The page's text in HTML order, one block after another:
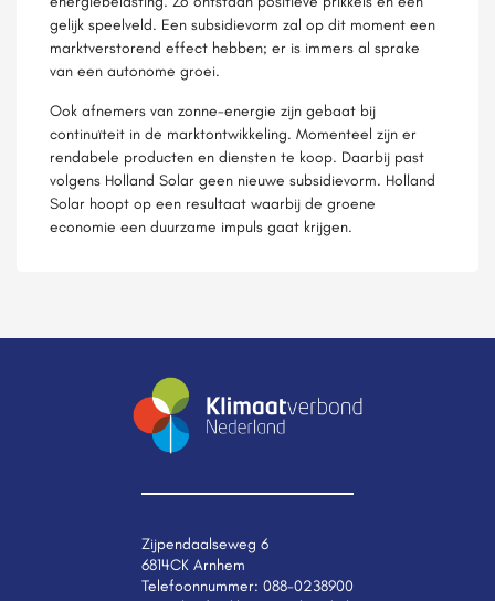
gelijk speelveld. Een subsidievorm zal op dit moment een
marktverstorend effect hebben; er is immers al sprake
van een autonome groei.
Ook afnemers van zonne-energie zijn gebaat bij
continuïteit in de marktontwikkeling. Momenteel zijn er
rendabele producten en diensten te koop. Daarbij past
volgens Holland Solar geen nieuwe subsidievorm. Holland
Solar hoopt op een resultaat waarbij de groene
economie een duurzame impuls gaat krijgen.
Zijpendaalseweg 6
6814CK Arnhem
Telefoonnummer: 088-0238900